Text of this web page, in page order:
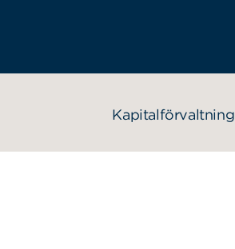
Kapitalförvaltning